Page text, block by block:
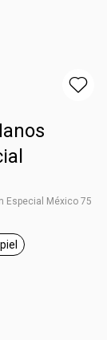
Especial México 75
todo tipo de piel